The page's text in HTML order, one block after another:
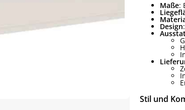
Maße:
Design
Stil und